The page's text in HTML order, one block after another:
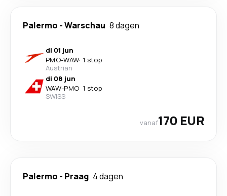
Palermo -Warschau 8 dagen
di 01 jun
PMO-WAW· 1 stop
Austrian
di 08 jun
WAW-PMO· 1 stop
SWISS
vanaf170 EUR
Palermo - Praag 4 dagen